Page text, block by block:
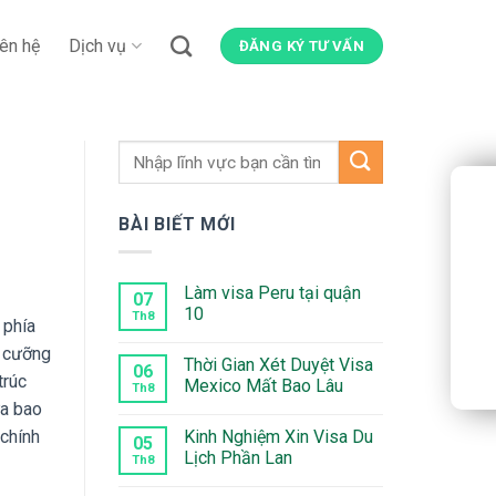
hệ Dịch vụ ĐĂNG KÝ TƯ VẤN
bao
BÀI BIẾT MỚI
07
Th8
Làm visa Peru tại quận
10
bình
luận
ở
Peru
tại
quận
06
Th8
Thời Gian Xét Duyệt Visa
Mexico Mất Bao Lâu
bình
luận
ở
05
Th8
Kinh Nghiệm Xin Visa Du
Lịch Phần Lan